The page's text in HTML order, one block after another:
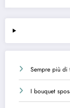
Sempre più di
I bouquet